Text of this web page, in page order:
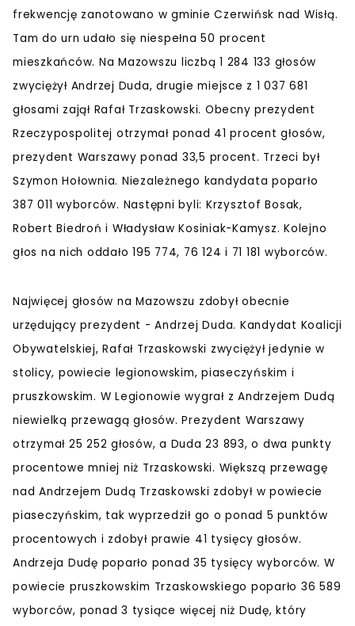
frekwencję zanotowano w gminie Czerwińsk nad Wisłą.
Tam do urn udało się niespełna 50 procent
mieszkańców. Na Mazowszu liczbą 1 284 133 głosów
zwyciężył Andrzej Duda, drugie miejsce z 1 037 681
głosami zajął Rafał Trzaskowski. Obecny prezydent
Rzeczypospolitej otrzymał ponad 41 procent głosów,
prezydent Warszawy ponad 33,5 procent. Trzeci był
Szymon Hołownia. Niezależnego kandydata poparło
387 011 wyborców. Następni byli: Krzysztof Bosak,
Robert Biedroń i Władysław Kosiniak-Kamysz. Kolejno
głos na nich oddało 195 774, 76 124 i 71 181 wyborców.
Najwięcej głosów na Mazowszu zdobył obecnie
urzędujący prezydent - Andrzej Duda. Kandydat Koalicji
Obywatelskiej, Rafał Trzaskowski zwyciężył jedynie w
stolicy, powiecie legionowskim, piaseczyńskim i
pruszkowskim. W Legionowie wygrał z Andrzejem Dudą
niewielką przewagą głosów. Prezydent Warszawy
otrzymał 25 252 głosów, a Duda 23 893, o dwa punkty
procentowe mniej niż Trzaskowski. Większą przewagę
nad Andrzejem Dudą Trzaskowski zdobył w powiecie
piaseczyńskim, tak wyprzedził go o ponad 5 punktów
procentowych i zdobył prawie 41 tysięcy głosów.
Andrzeja Dudę poparło ponad 35 tysięcy wyborców. W
powiecie pruszkowskim Trzaskowskiego poparło 36 589
wyborców, ponad 3 tysiące więcej niż Dudę, który